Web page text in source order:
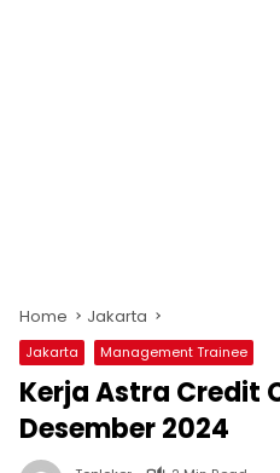
Home Jakarta
Jakarta Management Trainee
Kerja Astra Credit
Desember 2024